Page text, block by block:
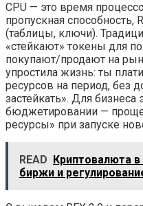
CPU — это время
пропускная способность,
(таблицы, ключи).
«стейкают» токены для
покупают/продают на
упростила жизнь: ты
ресурсов на период, без
застейкать». Для бизнеса
бюджетировании — проще
ресурсы» при запуске
READ
Криптовалюта
биржи и